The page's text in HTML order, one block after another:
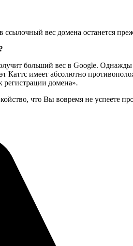
ссылочный вес домена останется
больший вес в Google.
имеет абсолютно
регистрации домена».
что Вы вовремя не успеете